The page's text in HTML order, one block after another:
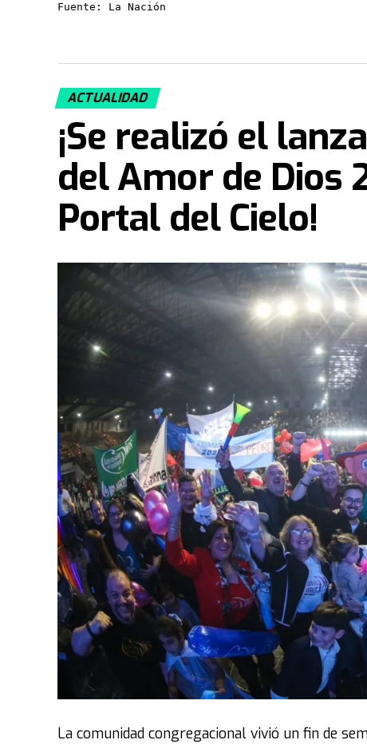
Fuente: La Nación
ACTUALIDAD
¡Se realizó el
del Amor de Dios
Portal del Cielo!
La comunidad congregacional vivió un fin de